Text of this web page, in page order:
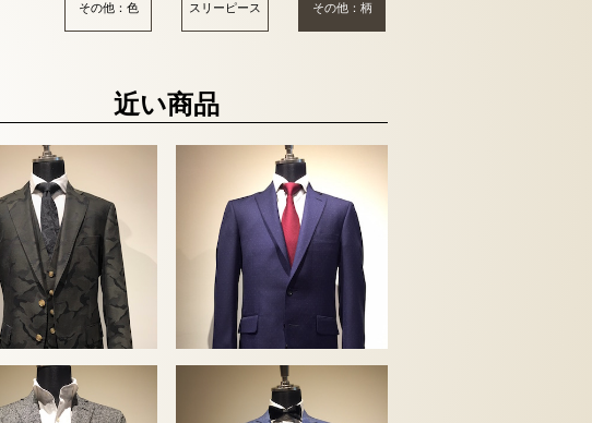
その他：色 スリーピース その他：柄
近い商品
オリジナルクロス
￥65,780
カノニコ
￥82,280